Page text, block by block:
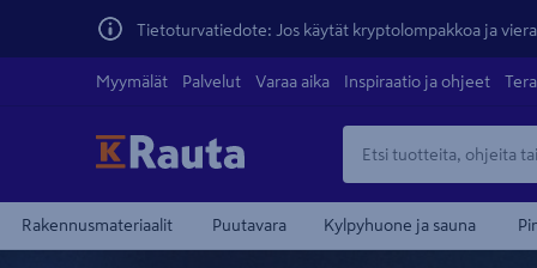
Tietoturvatiedote: Jos käytät kryptolompakkoa ja
Myymälät Palvelut Varaa aika Inspiraatio ja ohjeet
Rakennusmateriaalit Puutavara Kylpyhuone ja sauna